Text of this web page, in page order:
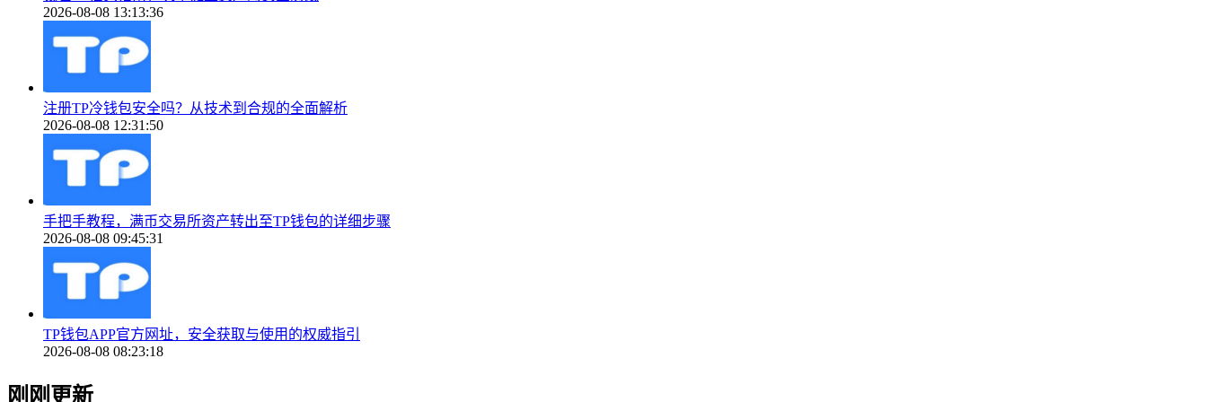
2026-08-08 13:13:36
注册TP冷钱包安全吗？从技术到合规的全面解析
2026-08-08 12:31:50
手把手教程，满币交易所资产转出至TP钱包的详细步骤
2026-08-08 09:45:31
TP钱包APP官方网址，安全获取与使用的权威指引
2026-08-08 08:23:18
刚刚更新